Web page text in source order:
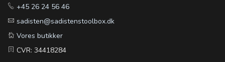
+45 26 24 56 46
sadisten@sadistenstoolbox.dk
Vores butikker
CVR: 34418284